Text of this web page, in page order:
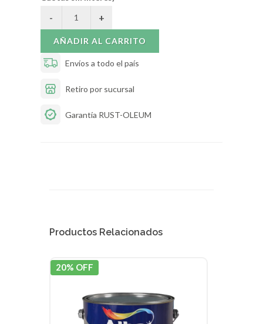
AÑADIR AL CARRITO
Envíos a todo el país
Retiro por sucursal
Garantía RUST-OLEUM
Productos Relacionados
20% OFF